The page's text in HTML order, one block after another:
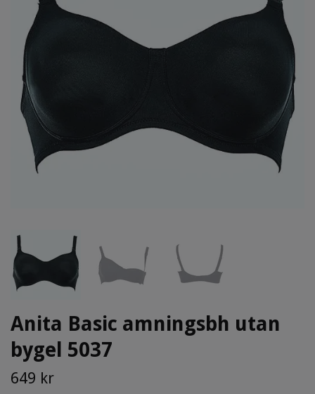
Anita Basic amningsbh utan
bygel 5037
649 kr